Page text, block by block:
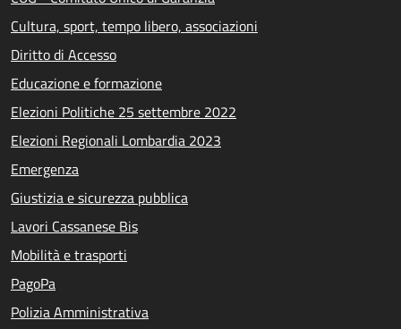
Cultura, sport, tempo libero, associazioni
Diritto di Accesso
Educazione e formazione
Elezioni Politiche 25 settembre 2022
Elezioni Regionali Lombardia 2023
Emergenza
Giustizia e sicurezza pubblica
Lavori Cassanese Bis
Mobilità e trasporti
PagoPa
Polizia Amministrativa